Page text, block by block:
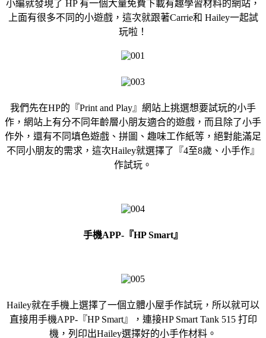
小編就發現了 HP 有一個大量免費下載有趣學習材料的網站，
上面有很多不同的小遊戲，這次就跟著Carrie和 Hailey一起試
玩啦！
我們先在HP的『Print and Play』網站上挑選想要試玩的小手
作，網站上有分不同年齡層小朋友適合的遊戲，而且除了小手
作外，還有不同填色遊戲、拼圖、趣味工作紙等，絕對能滿足
不同小朋友的需求，這次Hailey就選擇了『4至8歲、小手作』
作試玩。
手機APP-『HP Smart』
Hailey就在手機上選擇了一個立體小屋手作試玩，所以就可以
直接用手機APP-『HP Smart』，連接HP Smart Tank 515 打印
機，列印出Hailey選擇好的小手作材料。